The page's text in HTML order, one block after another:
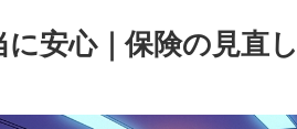
安心｜保険の見直